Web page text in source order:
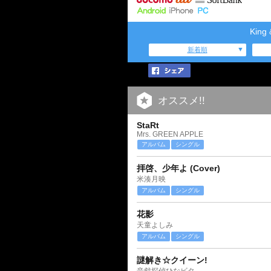
King
新着順
オススメ!!
StaRt
Mrs. GREEN APPLE
アルバム シングル
拝啓、少年よ (Cover)
米湊月映
アルバム シングル
花影
天童よしみ
アルバム シングル
謎解き☆クイーン!